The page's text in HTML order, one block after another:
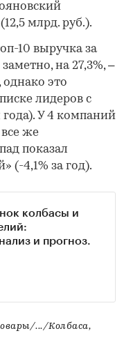
млрд. руб.).
10 выручка за
на 27,3%, –
это
лидеров с
У 4 компаний
же
показал
(-4,1% за год).
колбасы и
и прогноз.
.../Колбаса,